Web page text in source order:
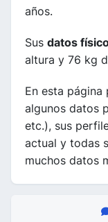
años.
Sus datos
altura y 76 kg
En esta página
algunos datos
etc.), sus
actual y todas
muchos datos